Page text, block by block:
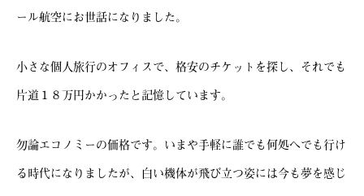
ール航空にお世話になりました。
小さな個人旅行のオフィスで、格安のチケットを探し、それでも
片道１８万円かかったと記憶しています。
勿論エコノミーの価格です。いまや手軽に誰でも何処へでも行け
る時代になりましたが、白い機体が飛び立つ姿には今も夢を感じ